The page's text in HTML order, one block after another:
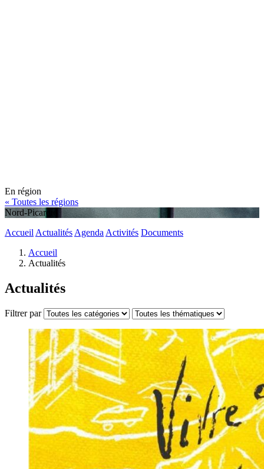
En région
« Toutes les régions
Nord-Picardie
Accueil Actualités Agenda Activités Documents
Accueil
Actualités
Actualités
Filtrer par